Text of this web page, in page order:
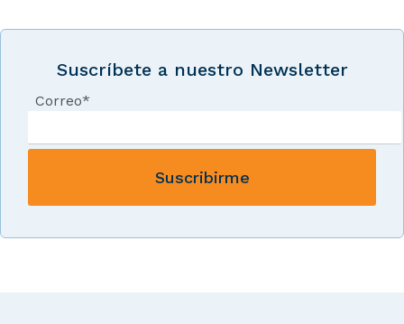
Suscríbete a nuestro Newsletter
Correo*